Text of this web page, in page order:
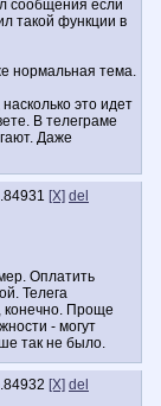
сообщения если
такой функции в
нормальная тема.
это идет
В телеграме
Даже
84931 [X] del
Оплатить
Телега
конечно. Проще
- могут
так не было.
84932 [X] del